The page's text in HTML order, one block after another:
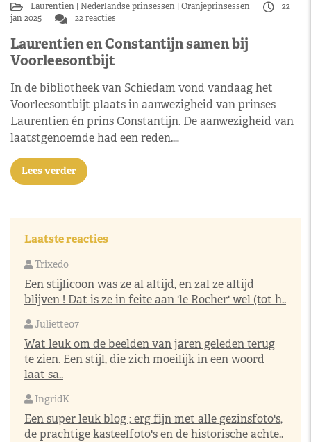
Laurentien Nederlandse prinsessen Oranjeprinsessen
22
jan 2025
22 reacties
Laurentien en Constantijn samen bij
Voorleesontbijt
In de bibliotheek van Schiedam vond vandaag het
Voorleesontbijt plaats in aanwezigheid van prinses
Laurentien én prins Constantijn. De aanwezigheid van
laatstgenoemde had een reden.…
Lees verder
Laatste reacties
Trixedo
Een stijlicoon was ze al altijd, en zal ze altijd
blijven ! Dat is ze in feite aan 'le Rocher' wel (tot h..
Juliette07
Wat leuk om de beelden van jaren geleden terug
te zien. Een stijl, die zich moeilijk in een woord
laat sa..
IngridK
Een super leuk blog ; erg fijn met alle gezinsfoto's,
de prachtige kasteelfoto's en de historische achte..